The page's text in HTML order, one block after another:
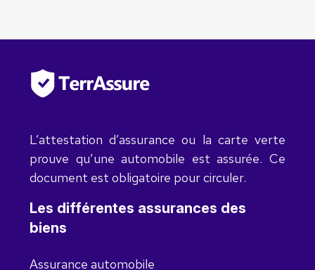
L’attestation d’assurance ou la carte verte
prouve qu’une automobile est assurée. Ce
document est obligatoire pour circuler.
Les différentes assurances des
biens
Assurance automobile